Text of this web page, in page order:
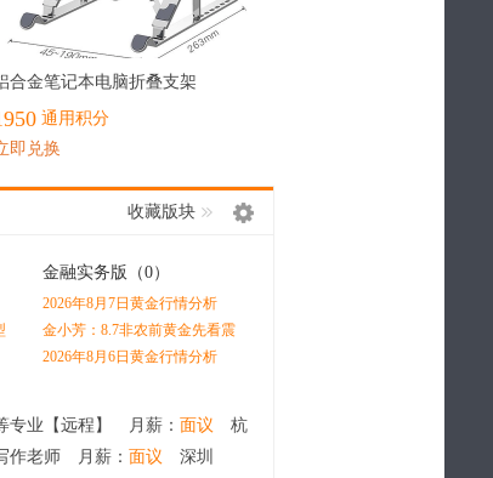
最热
合金笔记本电脑折叠支架
通用积分
即兑换
收藏版块
金融实务版 （0）
2026年8月7日黄金行情分析
金小芳：8.7非农前黄金先看震
荡，原油冲高先空再多
2026年8月6日黄金行情分析
专业【远程】 月薪： 面议 杭
作老师 月薪： 面议 深圳